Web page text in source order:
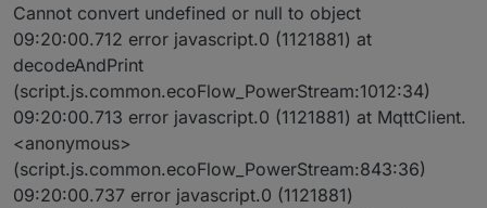
Cannot convert undefined or null to object
09:20:00.712 error javascript.0 (1121881) at
decodeAndPrint
(script.js.common.ecoFlow_PowerStream:1012:34)
09:20:00.713 error javascript.0 (1121881) at MqttClient.
<anonymous>
(script.js.common.ecoFlow_PowerStream:843:36)
09:20:00.737 error javascript.0 (1121881)